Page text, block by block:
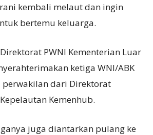
kembali melaut dan ingin
bertemu keluarga.
PWNI Kementerian Luar
ketiga WNI/ABK
perwakilan dari Direktorat
Kemenhub.
juga diantarkan pulang ke